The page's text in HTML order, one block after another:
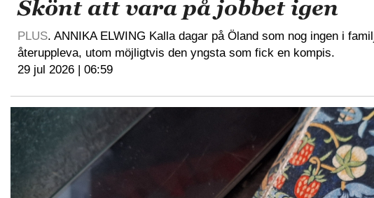
Skönt att vara på jobbet igen
PLUS. ANNIKA ELWING Kalla dagar på Öland som nog ingen i
återuppleva, utom möjligtvis den yngsta som fick en kompis.
29 jul 2026 | 06:59